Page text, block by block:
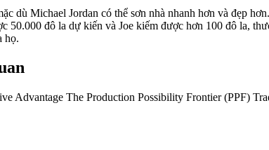
dù Michael Jordan có thể sơn nhà nhanh hơn và đẹp
50.000 đô la dự kiến ​​và Joe kiếm được hơn 100 đô la,
họ.
Advantage The Production Possibility Frontier (PPF)